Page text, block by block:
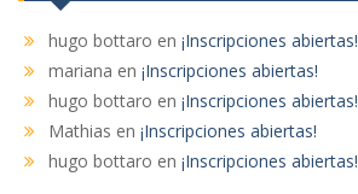
hugo bottaro en ¡Inscripciones abiertas!
mariana en ¡Inscripciones abiertas!
hugo bottaro en ¡Inscripciones abiertas!
Mathias en ¡Inscripciones abiertas!
hugo bottaro en ¡Inscripciones abiertas!